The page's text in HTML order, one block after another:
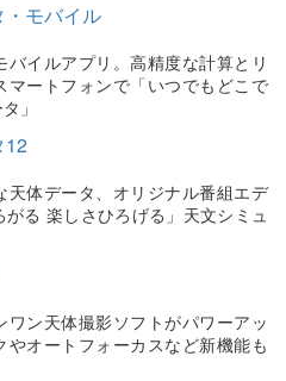
モバイル
バイルアプリ。高精度な計算とリ
マートフォンで「いつでもどこで
」
12
天体データ、オリジナル番組エデ
がる 楽しさひろげる」天文シミュ
ワン天体撮影ソフトがパワーアッ
やオートフォーカスなど新機能も